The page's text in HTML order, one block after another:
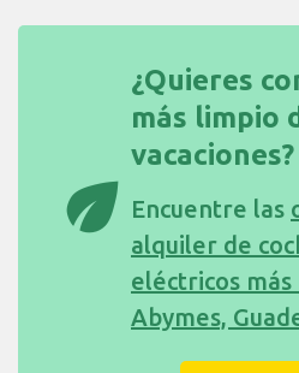
eco
¿Quieres
más limpio
vacaciones?
Encuentre las
alquiler de
eléctricos
Abymes,